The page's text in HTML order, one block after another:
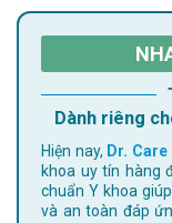
Dành riêng
Hiện nay, Dr.
khoa uy tín hàng
chuẩn Y khoa
và an toàn đáp